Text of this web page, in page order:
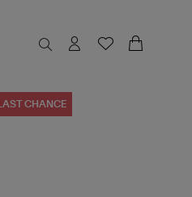
LAST CHANCE